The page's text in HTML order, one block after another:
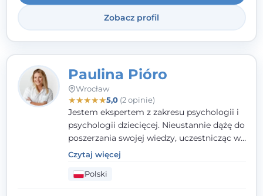
uzależnieniach.
Zobacz profil
Paulina Pióro
Wrocław
★★★★★5,0(2 opinie)
Jestem ekspertem z zakresu psychologii i
psychologii dziecięcej. Nieustannie dążę do
poszerzania swojej wiedzy, uczestnicząc w
różnorodnych szkoleniach. Pracując z
dziećmi, młodzieżą i młodymi dorosłymi
niezwykle ważne jest dla mnie poczucie
bezpieczeństwa, zrozumienia oraz wolności
Czytaj więcej
Polski